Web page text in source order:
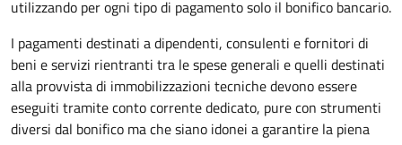
utilizzando per ogni tipo di pagamento solo il bonifico bancario.
I pagamenti destinati a dipendenti, consulenti e fornitori di
beni e servizi rientranti tra le spese generali e quelli destinati
alla provvista di immobilizzazioni tecniche devono essere
eseguiti tramite conto corrente dedicato, pure con strumenti
diversi dal bonifico ma che siano idonei a garantire la piena